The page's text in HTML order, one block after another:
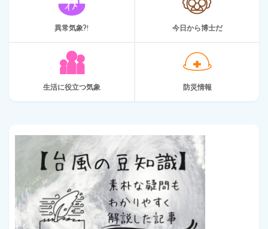
異常気象?! 今日から博士だ
生活に役立つ気象 防災情報